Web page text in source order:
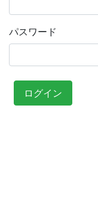
パスワード